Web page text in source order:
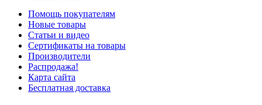
Помощь покупателям
Новые товары
Статьи и видео
Сертификаты на товары
Производители
Распродажа!
Карта сайта
Бесплатная доставка